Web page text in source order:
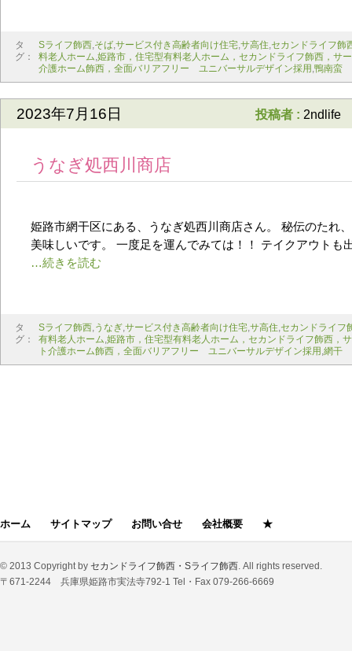
タ
グ：
Sライフ飾西,そば,サービス付き高齢者向け住宅,サ高住,セカンドライフ飾
料老人ホーム,姫路市，住宅型有料老人ホーム，セカンドライフ飾西，サ
介護ホーム飾西，全面バリアフリー ユニバーサルデザイン採用 ,鴨南蛮
2023年7月16日 投稿者 : 2ndlife
うなぎ処西川商店
姫路市網干区にある、うなぎ処西川商店さん。 秘伝のたれ
美味しいです。 一度足を運んでみては！！ テイクアウトも
タ
グ：
Sライフ飾西,うなぎ,サービス付き高齢者向け住宅,サ高住,セカンドライフ
有料老人ホーム,姫路市，住宅型有料老人ホーム，セカンドライフ飾西，
ト介護ホーム飾西，全面バリアフリー ユニバーサルデザイン採用 ,網干
ホーム サイトマップ お問い合せ 会社概要 ★
© 2013 Copyright by セカンドライフ飾西・Sライフ飾西. All rights reserved.
〒671-2244 兵庫県姫路市実法寺792-1 Tel・Fax 079-266-6669